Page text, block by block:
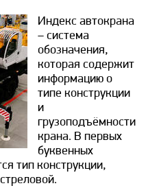
Индекс автокрана
– система
обозначения,
которая содержит
информацию о
типе конструкции
и
грузоподъёмности
крана. В первых
буквенных
тип конструкции,